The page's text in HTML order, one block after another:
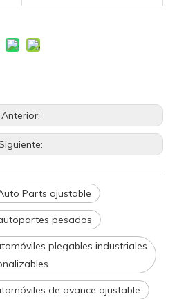
Anterior:
Parts ajustable
pesados
plegables industriales
de avance ajustable